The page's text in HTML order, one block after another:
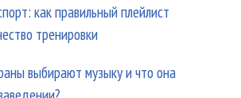
как правильный плейлист
тренировки
выбирают музыку и что она